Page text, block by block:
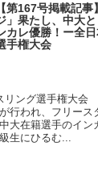
【第167号掲載記
」果たし、中大
カレ優勝！ー全
手権大会
リング選手権大
行われ、フリース
大在籍選手のイン
生にひるむ...